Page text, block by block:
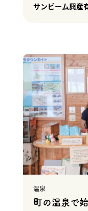
サンビーム興産
温泉
町の温泉で